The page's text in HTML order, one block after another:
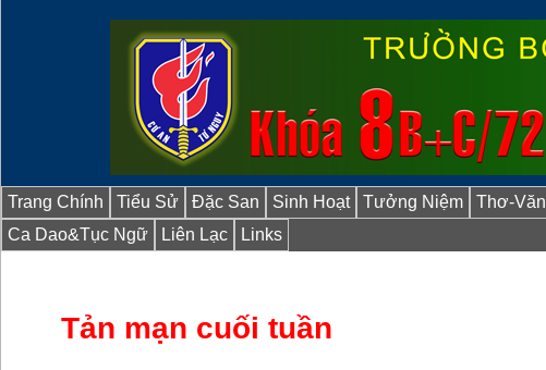
Trang Chính Tiểu Sử Đặc San Sinh Hoạt Tưởng Niệm Thơ-Văn
Ca Dao&Tục Ngữ
Liên Lạc Links
Tản mạn cuối tuần